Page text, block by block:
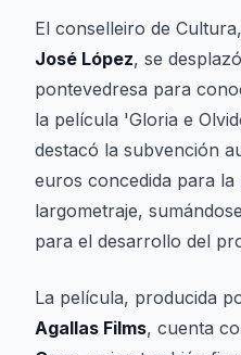
El conselleiro de
José López, se
pontevedresa para
la película 'Gloria e
destacó la subvención
euros concedida para
largometraje,
para el desarrollo del
La película, producida
Agallas Films, cuenta